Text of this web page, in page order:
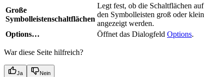
Große
Symbolleistenschaltflächen
Legt fest, ob die Schaltflächen auf
den Symbolleisten groß oder klein
angezeigt werden.
Options…
Öffnet das Dialogfeld Options.
War diese Seite hilfreich?
Ja Nein